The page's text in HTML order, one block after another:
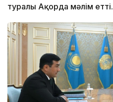
туралы Ақорда мәлім етті.